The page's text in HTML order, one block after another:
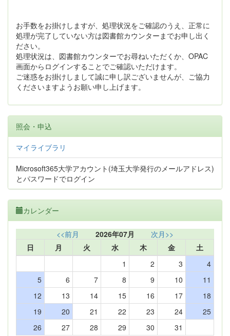
お手数をお掛けしますが、処理状況をご確認のうえ、正常に
処理が完了していない方は図書館カウンターまでお申し出く
ださい。
処理状況は、図書館カウンターでお尋ねいただくか、OPAC
画面からログインすることでご確認いただけます。
ご迷惑をお掛けしまして誠に申し訳ございませんが、ご協力
くださいますようお願い申し上げます。
照会・申込
マイライブラリ
Microsoft365大学アカウント(埼玉大学発行のメールアドレス)
とパスワードでログイン
カレンダー
<<前月 2026年07月
次月>>
日
月 火 水 木 金
土
1
2 3
4
5
6 7 8 9 10
11
12
13 14 15 16 17
18
19
20 21 22 23 24
25
26
27 28 29 30 31